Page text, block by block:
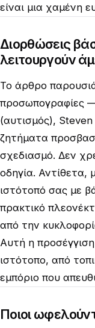
είναι μια χαμένη
Διορθώσεις
λειτουργούν
Το άρθρο
προσωπογραφίες
(αυτισμός),
ζητήματα
σχεδιασμό. Δεν
οδηγία. Αντίθετα,
ιστότοπό σας με
πρακτικό
από την
Αυτή η προσέγγιση
ιστότοπο, από
εμπόριο που
Ποιοι